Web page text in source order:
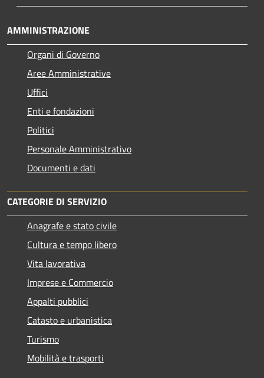
AMMINISTRAZIONE
Organi di Governo
Aree Amministrative
Uffici
Enti e fondazioni
Politici
Personale Amministrativo
Documenti e dati
CATEGORIE DI SERVIZIO
Anagrafe e stato civile
Cultura e tempo libero
Vita lavorativa
Imprese e Commercio
Appalti pubblici
Catasto e urbanistica
Turismo
Mobilità e trasporti